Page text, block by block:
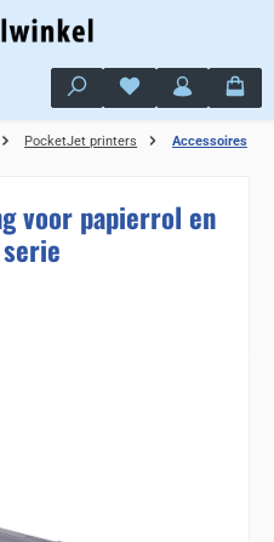
Je hebt 0 items op
PocketJet printers Accessoires
voor papierrol en